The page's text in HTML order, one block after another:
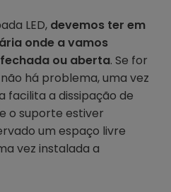
LED, devemos ter em
onde a vamos
ou aberta. Se for
há problema, uma vez
facilita a dissipação de
o suporte estiver
um espaço livre
vez instalada a